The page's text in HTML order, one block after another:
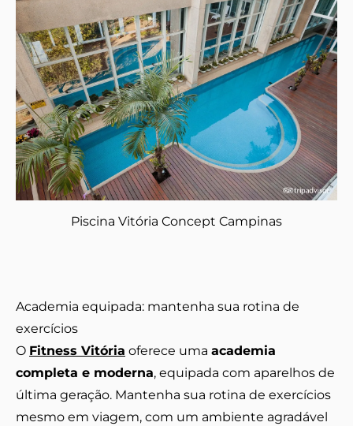
Piscina Vitória Concept Campinas
Academia equipada: mantenha sua rotina de
exercícios
O Fitness Vitória oferece uma academia
completa e moderna, equipada com aparelhos de
última geração. Mantenha sua rotina de exercícios
mesmo em viagem, com um ambiente agradável